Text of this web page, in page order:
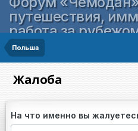
путешествия,
работа за
Польша
Жалоба
На что именно вы